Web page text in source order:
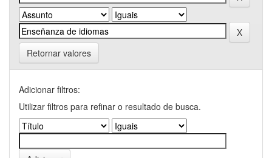
Retornar valores
Adicionar filtros:
Utilizar filtros para refinar o resultado de busca.